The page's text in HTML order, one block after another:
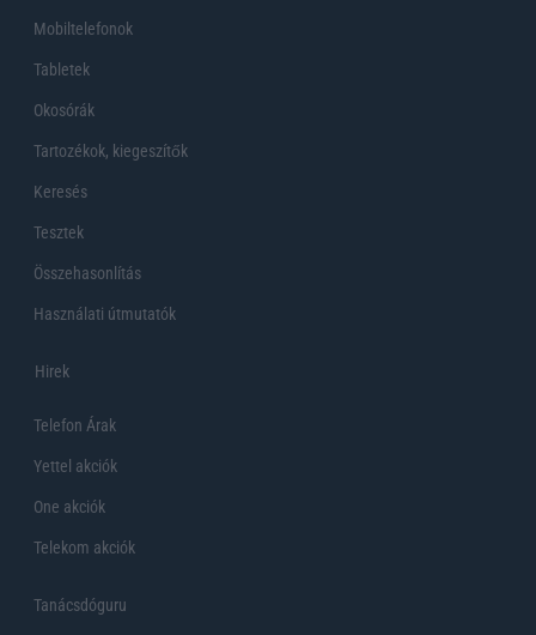
Mobiltelefonok
Tabletek
Okosórák
Tartozékok, kiegeszítők
Keresés
Tesztek
Összehasonlítás
Használati útmutatók
Hirek
Telefon Árak
Yettel akciók
One akciók
Telekom akciók
Tanácsdóguru